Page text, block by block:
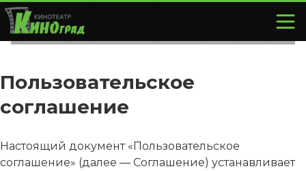
Пользовательское
соглашение
Настоящий документ «Пользовательское
соглашение» (далее — Соглашение) устанавливает